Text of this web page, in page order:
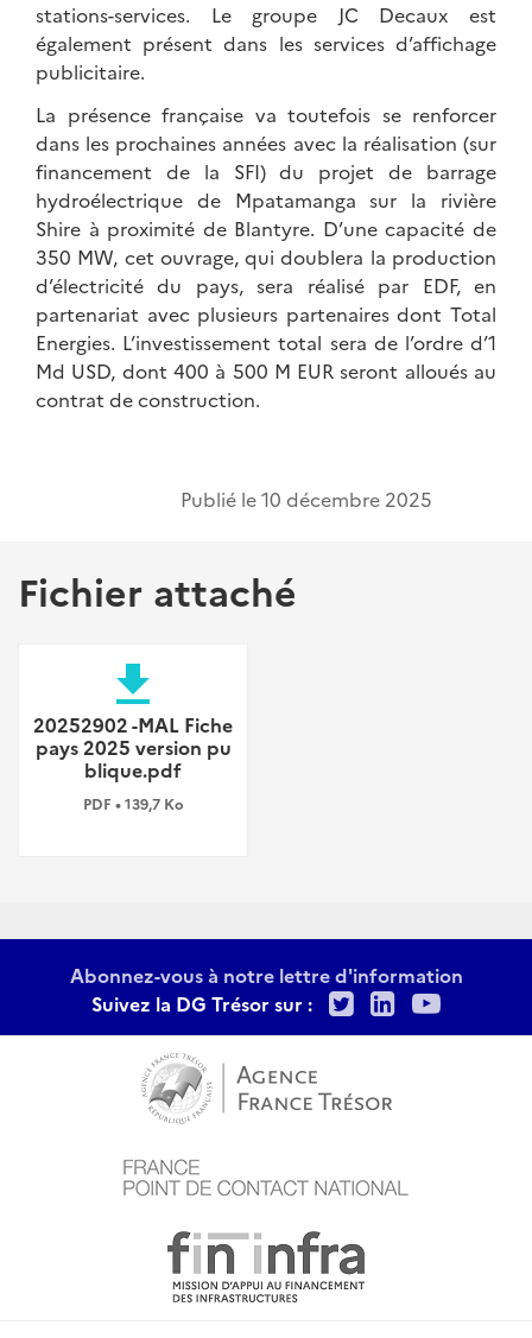
stations-services. Le groupe JC Decaux est
également présent dans les services d’affichage
publicitaire.
La présence française va toutefois se renforcer
dans les prochaines années avec la réalisation (sur
financement de la SFI) du projet de barrage
hydroélectrique de Mpatamanga sur la rivière
Shire à proximité de Blantyre. D’une capacité de
350 MW, cet ouvrage, qui doublera la production
d’électricité du pays, sera réalisé par EDF, en
partenariat avec plusieurs partenaires dont Total
Energies. L’investissement total sera de l’ordre d’1
Md USD, dont 400 à 500 M EUR seront alloués au
contrat de construction.
Publié le10 décembre 2025
Fichier attaché
file_download
20252902 -MAL Fiche
pays 2025 version pu
blique.pdf
PDF • 139,7 Ko
Abonnez-vous à notre lettre d'information
Suivez la DG Trésor sur :
TwitterLinkedIn